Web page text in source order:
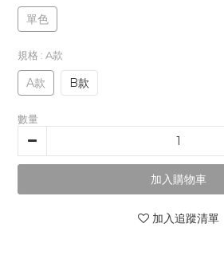
單色
規格 : A款
A款 B款
數量
加入購物車
加入追蹤清單